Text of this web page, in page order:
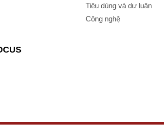
Tiêu dùng và dư luận
Công nghệ